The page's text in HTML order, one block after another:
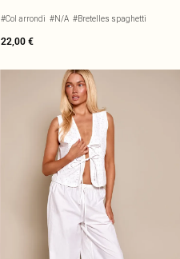
#Col arrondi #N/A #Bretelles spaghetti
22,00 €